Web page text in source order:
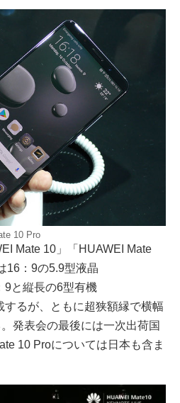
10 Pro
Mate 10」「HUAWEI Mate
16：9の5.9型液晶
9と縦長の6型有機
するが、ともに超狭額縁で横幅
発表会の最後には一次出荷国
10 Proについては日本も含ま